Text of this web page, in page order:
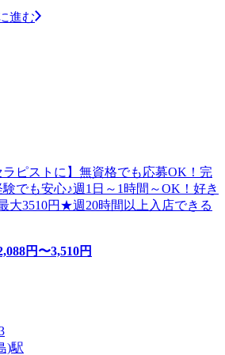
進む
ラピストに】無資格でも応募OK！完
でも安心♪週1日～1時間～OK！好き
大3510円★週20時間以上入店できる
円〜3,510円
)駅